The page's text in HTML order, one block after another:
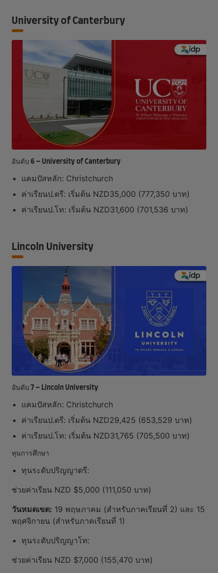
University of Canterbury
อันดับ 6 – University of Canterbury
แคมปัสหลัก: Christchurch
ค่าเรียนป.ตรี: เริ่มต้น NZD35,000 (777,350 บาท)
ค่าเรียนป.โท: เริ่มต้น NZD31,600 (701,536 บาท)
Lincoln University
อันดับ 7 – Lincoln University
แคมปัสหลัก: Christchurch
ค่าเรียนป.ตรี: เริ่มต้น NZD29,425 (653,529 บาท)
ค่าเรียนป.โท: เริ่มต้น NZD31,765 (705,500 บาท)
ทุนการศึกษา
ทุนระดับปริญญาตรี:
ช่วยค่าเรียน NZD $5,000 (111,050 บาท)
วันหมดเขต: 19 พฤษภาคม (สำหรับภาคเรียนที่ 2) และ 15
พฤศจิกายน (สำหรับภาคเรียนที่ 1)
ทุนระดับปริญญาโท:
ช่วยค่าเรียน NZD $7,000 (155,470 บาท)